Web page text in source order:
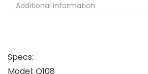
Additional information
Specs:
Model: Q108